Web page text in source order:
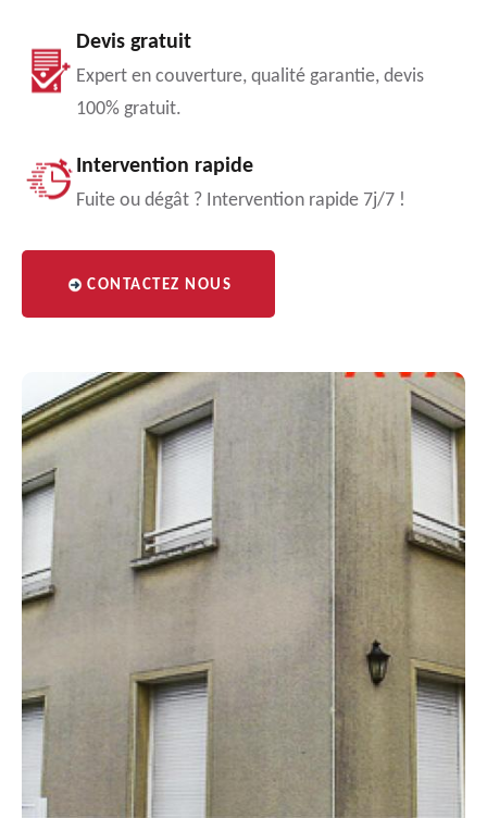
Devis gratuit
Expert en couverture, qualité garantie, devis
100% gratuit.
Intervention rapide
Fuite ou dégât ? Intervention rapide 7j/7 !
CONTACTEZ NOUS